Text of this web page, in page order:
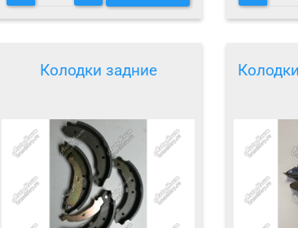
Колодки задние